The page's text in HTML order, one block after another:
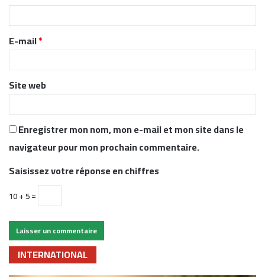
r
e
*
E-mail*
Site web
Enregistrer mon nom, mon e-mail et mon site dans le
navigateur pour mon prochain commentaire.
Saisissez votre réponse en chiffres
10 + 5 =
INTERNATIONAL